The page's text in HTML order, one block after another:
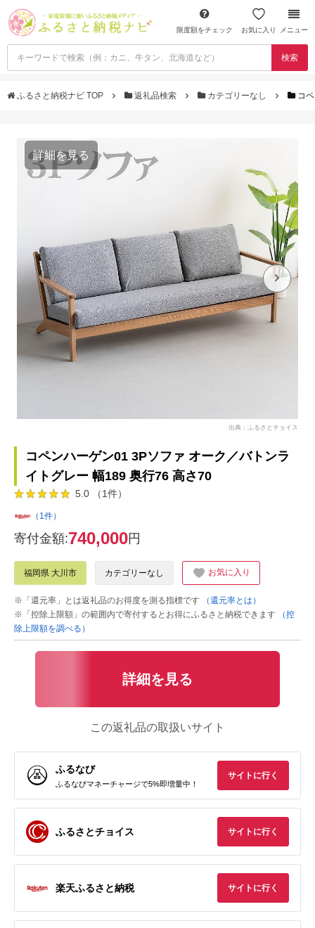
限度額をチェック お気に入り メニュー
検索
ふるさと納税ナビ TOP 返礼品検索 カテゴリーなし コ
詳細を見る
出典：ふるさとチョイス
コペンハーゲン01 3Pソファ オーク／バトンラ
イトグレー 幅189 奥行76 高さ70
5.0 （1件）
（1件）
寄付金額:740,000円
福岡県 大川市 カテゴリーなし お気に入り
※「還元率」とは返礼品のお得度を測る指標です
（還元率とは）
※「控除上限額」の範囲内で寄付するとお得にふるさと納税できます
（控
除上限額を調べる）
詳細を見る
この返礼品の取扱いサイト
ふるなび
ふるなびマネーチャージで5%即増量中！
サイトに行く
ふるさとチョイス サイトに行く
楽天ふるさと納税 サイトに行く